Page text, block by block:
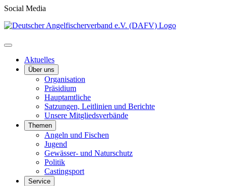
Social Media
Aktuelles
Über uns
Organisation
Präsidium
Hauptamtliche
Satzungen, Leitlinien und Berichte
Unsere Mitgliedsverbände
Themen
Angeln und Fischen
Jugend
Gewässer- und Naturschutz
Politik
Castingsport
Service